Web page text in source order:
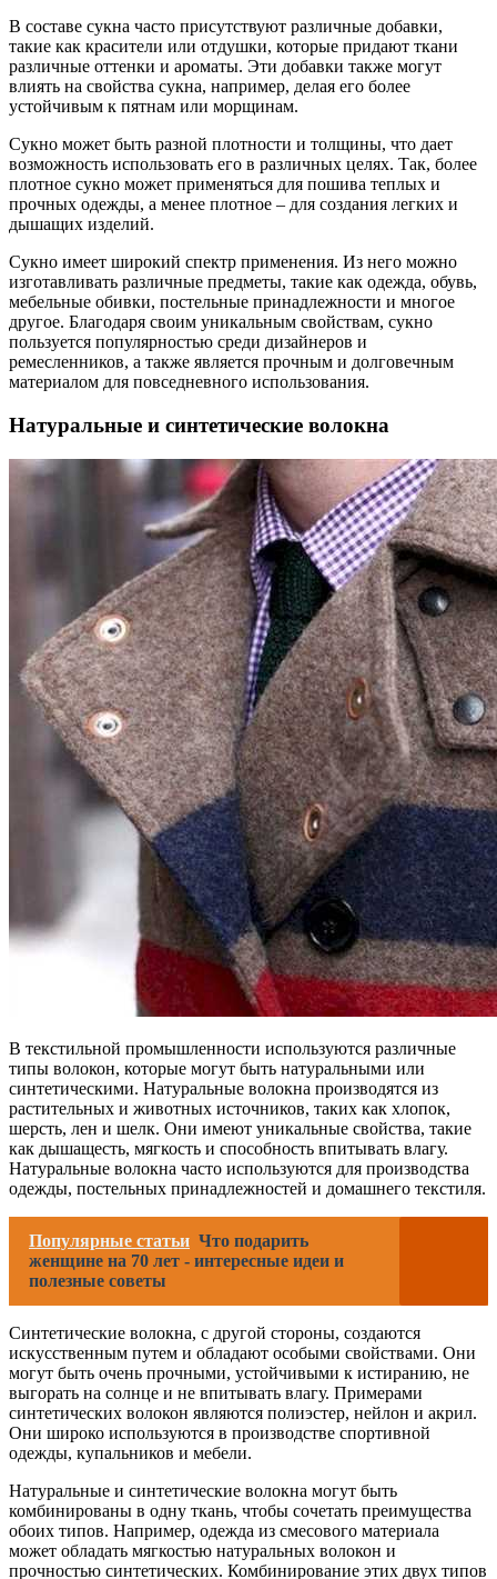
В составе сукна часто присутствуют различные добавки,
такие как красители или отдушки, которые придают ткани
различные оттенки и ароматы. Эти добавки также могут
влиять на свойства сукна, например, делая его более
устойчивым к пятнам или морщинам.
Сукно может быть разной плотности и толщины, что дает
возможность использовать его в различных целях. Так, более
плотное сукно может применяться для пошива теплых и
прочных одежды, а менее плотное – для создания легких и
дышащих изделий.
Сукно имеет широкий спектр применения. Из него можно
изготавливать различные предметы, такие как одежда, обувь,
мебельные обивки, постельные принадлежности и многое
другое. Благодаря своим уникальным свойствам, сукно
пользуется популярностью среди дизайнеров и
ремесленников, а также является прочным и долговечным
материалом для повседневного использования.
Натуральные и синтетические волокна
В текстильной промышленности используются различные
типы волокон, которые могут быть натуральными или
синтетическими. Натуральные волокна производятся из
растительных и животных источников, таких как хлопок,
шерсть, лен и шелк. Они имеют уникальные свойства, такие
как дышащесть, мягкость и способность впитывать влагу.
Натуральные волокна часто используются для производства
одежды, постельных принадлежностей и домашнего текстиля.
Популярные статьи Что подарить
женщине на 70 лет - интересные идеи и
полезные советы
Синтетические волокна, с другой стороны, создаются
искусственным путем и обладают особыми свойствами. Они
могут быть очень прочными, устойчивыми к истиранию, не
выгорать на солнце и не впитывать влагу. Примерами
синтетических волокон являются полиэстер, нейлон и акрил.
Они широко используются в производстве спортивной
одежды, купальников и мебели.
Натуральные и синтетические волокна могут быть
комбинированы в одну ткань, чтобы сочетать преимущества
обоих типов. Например, одежда из смесового материала
может обладать мягкостью натуральных волокон и
прочностью синтетических. Комбинирование этих двух типов